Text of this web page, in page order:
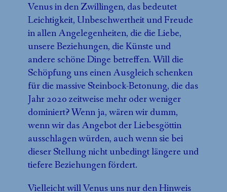
Venus in den Zwillingen, das bedeutet
Leichtigkeit, Unbeschwertheit und Freude
in allen Angelegenheiten, die die Liebe,
unsere Beziehungen, die Künste und
andere schöne Dinge betreffen. Will die
Schöpfung uns einen Ausgleich schenken
für die massive Steinbock-Betonung, die das
Jahr 2020 zeitweise mehr oder weniger
dominiert? Wenn ja, wären wir dumm,
wenn wir das Angebot der Liebesgöttin
ausschlagen würden, auch wenn sie bei
dieser Stellung nicht unbedingt längere und
tiefere Beziehungen fördert.
Vielleicht will Venus uns nur den Hinweis